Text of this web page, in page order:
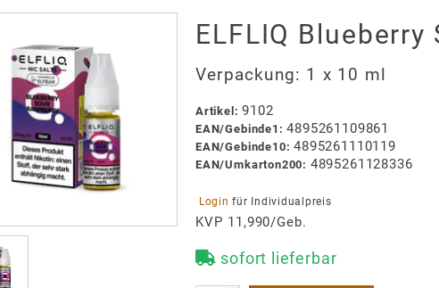
ELFLIQ Blueberry
Verpackung: 1 x 10 ml
Artikel : 9102
EAN/Gebinde1 : 4895261109861
EAN/Gebinde10: 4895261110119
EAN/Umkarton200: 4895261128336
Login für Individualpreis
KVP 11,990/Geb.
sofort lieferbar